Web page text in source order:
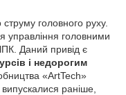
головного руху.
управління головними
Даний привід є
і недорогим
«ArtTech»
випускалися раніше,